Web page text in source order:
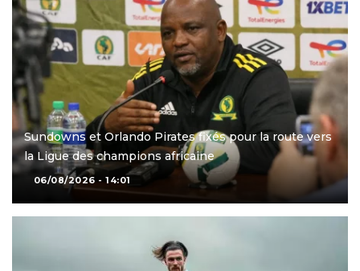
Sundowns et Orlando Pirates fixés pour la route vers
la Ligue des champions africaine
06/08/2026 - 14:01